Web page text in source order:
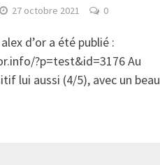
27 octobre 2021 0
d’or a été publié :
?p=test&id=3176 Au
lui aussi (4/5), avec un beau